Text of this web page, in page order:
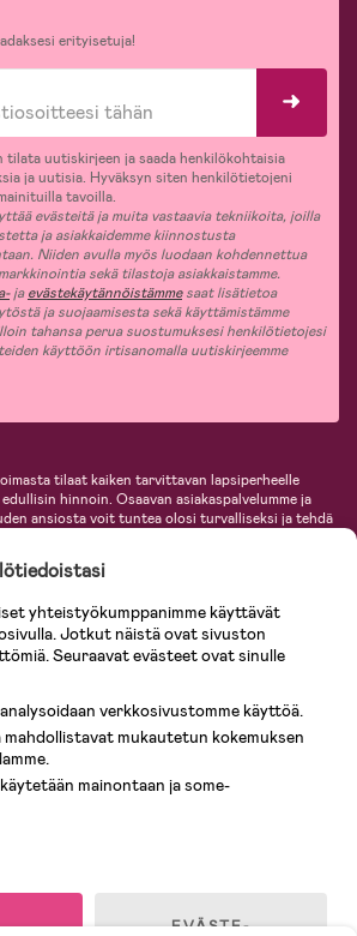
erityisetuja!
tilata uutiskirjeen ja saada henkilökohtaisia
ja uutisia. Hyväksyn siten henkilötietojeni
tavoilla.
evästeitä ja muita vastaavia tekniikoita, joilla
ja asiakkaidemme kiinnostusta
Niiden avulla myös luodaan kohdennettua
sekä tilastoja asiakkaistamme.
jaevästekäytännöistämmesaat lisätietoa
ja suojaamisesta sekä käyttämistämme
tahansa perua suostumuksesi henkilötietojesi
käyttöön irtisanomalla uutiskirjeemme
tilaat kaiken tarvittavan lapsiperheelle
hinnoin. Osaavan asiakaspalvelumme ja
ansiosta voit tuntea olosi turvalliseksi ja tehdä
inspiroivia sisustustuotteita lastenhuoneeseen,
muuta. Meiltä löydät lukuisia tunnettuja
Avent, Neonate, Cybex, LEGO ja monia muita!
Pohjoismaiden suurimpaan lastentarvikkeiden
yhteistyökumppanimme käyttävät
Jotkut näistä ovat sivuston
Seuraavat evästeet ovat sinulle
verkkosivustomme käyttöä.
mukautetun kokemuksen
mainontaan ja some-
EVÄSTE-